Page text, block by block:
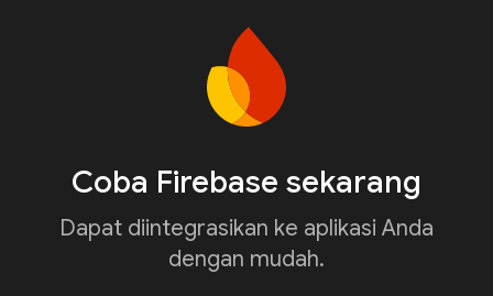
Coba Firebase sekarang
Dapat diintegrasikan ke aplikasi Anda
dengan mudah.